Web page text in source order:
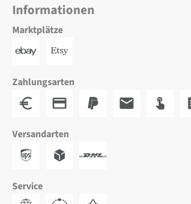
Informationen
Marktplätze
Zahlungsarten
Versandarten
Service